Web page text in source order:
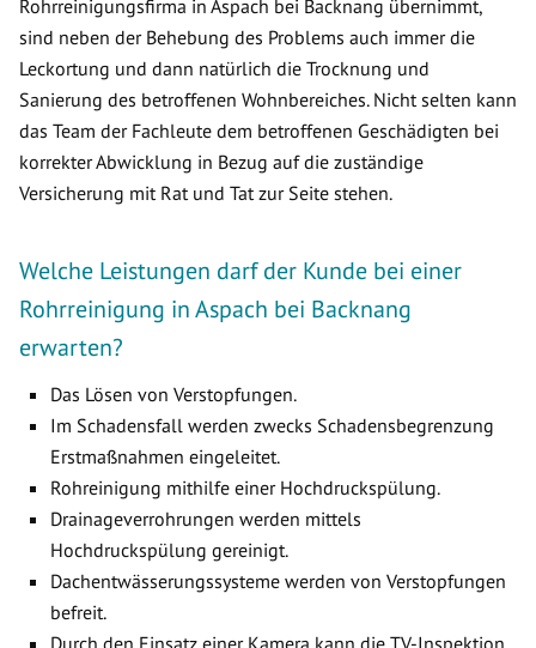
Rohrreinigungsfirma in Aspach bei Backnang übernimmt,
sind neben der Behebung des Problems auch immer die
Leckortung und dann natürlich die Trocknung und
Sanierung des betroffenen Wohnbereiches. Nicht selten kann
das Team der Fachleute dem betroffenen Geschädigten bei
korrekter Abwicklung in Bezug auf die zuständige
Versicherung mit Rat und Tat zur Seite stehen.
Welche Leistungen darf der Kunde bei einer
Rohrreinigung in Aspach bei Backnang
erwarten?
Das Lösen von Verstopfungen.
Im Schadensfall werden zwecks Schadensbegrenzung
Erstmaßnahmen eingeleitet.
Rohreinigung mithilfe einer Hochdruckspülung.
Drainageverrohrungen werden mittels
Hochdruckspülung gereinigt.
Dachentwässerungssysteme werden von Verstopfungen
befreit.